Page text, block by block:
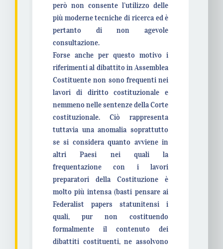
però non consente l’utilizzo delle
più moderne tecniche di ricerca ed è
pertanto di non agevole
consultazione.
Forse anche per questo motivo i
riferimenti al dibattito in Assemblea
Costituente non sono frequenti nei
lavori di diritto costituzionale e
nemmeno nelle sentenze della Corte
costituzionale. Ciò rappresenta
tuttavia una anomalia soprattutto
se si considera quanto avviene in
altri Paesi nei quali la
frequentazione con i lavori
preparatori della Costituzione è
molto più intensa (basti pensare ai
Federalist papers statunitensi i
quali, pur non costituendo
formalmente il contenuto dei
dibattiti costituenti, ne assolvono